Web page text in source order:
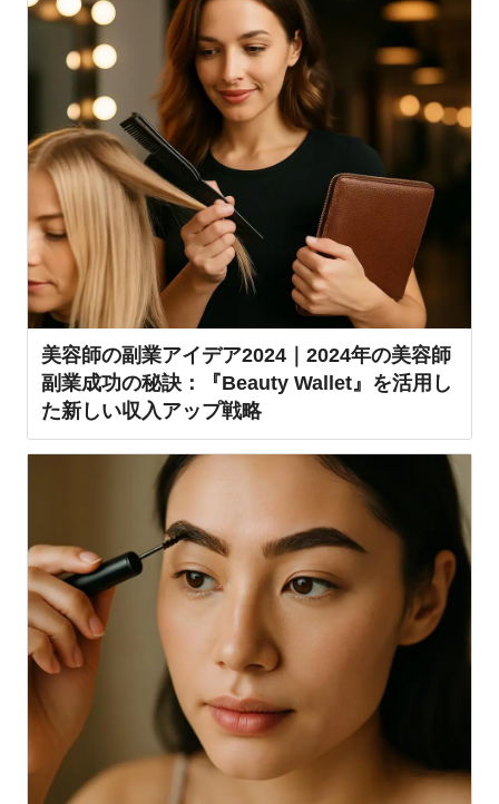
美容師の副業アイデア2024｜2024年の美容師
副業成功の秘訣：『Beauty Wallet』を活用し
た新しい収入アップ戦略